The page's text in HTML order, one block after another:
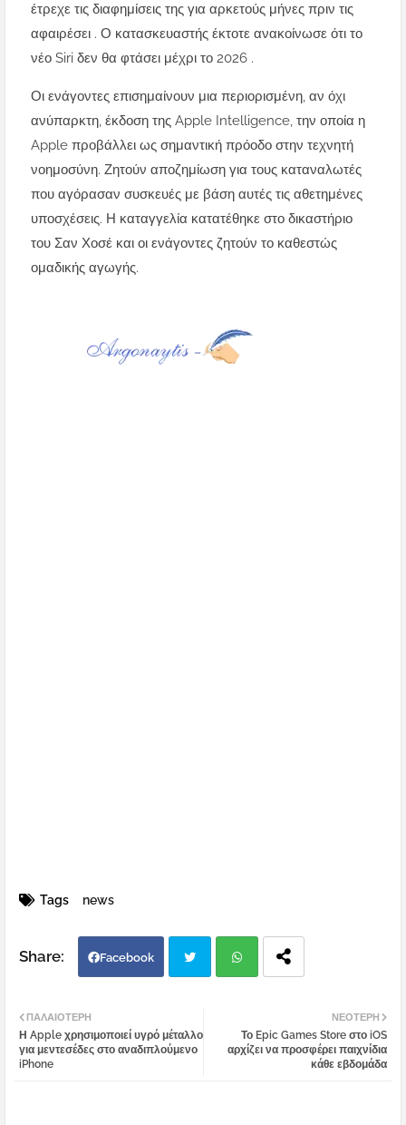
έτρεχε τις διαφημίσεις της για αρκετούς μήνες πριν τις
αφαιρέσει . Ο κατασκευαστής έκτοτε ανακοίνωσε ότι το
νέο Siri δεν θα φτάσει μέχρι το 2026 .
Οι ενάγοντες επισημαίνουν μια περιορισμένη, αν όχι
ανύπαρκτη, έκδοση της Apple Intelligence, την οποία η
Apple προβάλλει ως σημαντική πρόοδο στην τεχνητή
νοημοσύνη. Ζητούν αποζημίωση για τους καταναλωτές
που αγόρασαν συσκευές με βάση αυτές τις αθετημένες
υποσχέσεις. Η καταγγελία κατατέθηκε στο δικαστήριο
του Σαν Χοσέ και οι ενάγοντες ζητούν το καθεστώς
ομαδικής αγωγής.
Tags news
Facebook
tter atsa
ΝΕΌΤΕΡΗ
Το Epic Games Store στο iOS
αρχίζει να προσφέρει παιχνίδια
κάθε εβδομάδα
ΠΑΛΑΙΌΤΕΡΗ
Η Apple χρησιμοποιεί υγρό μέταλλο
για μεντεσέδες στο αναδιπλούμενο
iPhone